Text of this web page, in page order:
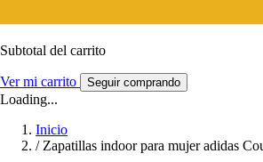
Subtotal del carrito
Ver mi carrito Seguir comprando
Loading...
Inicio
/ Zapatillas indoor para mujer adidas